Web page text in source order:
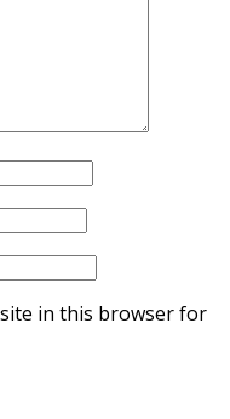
in this browser for